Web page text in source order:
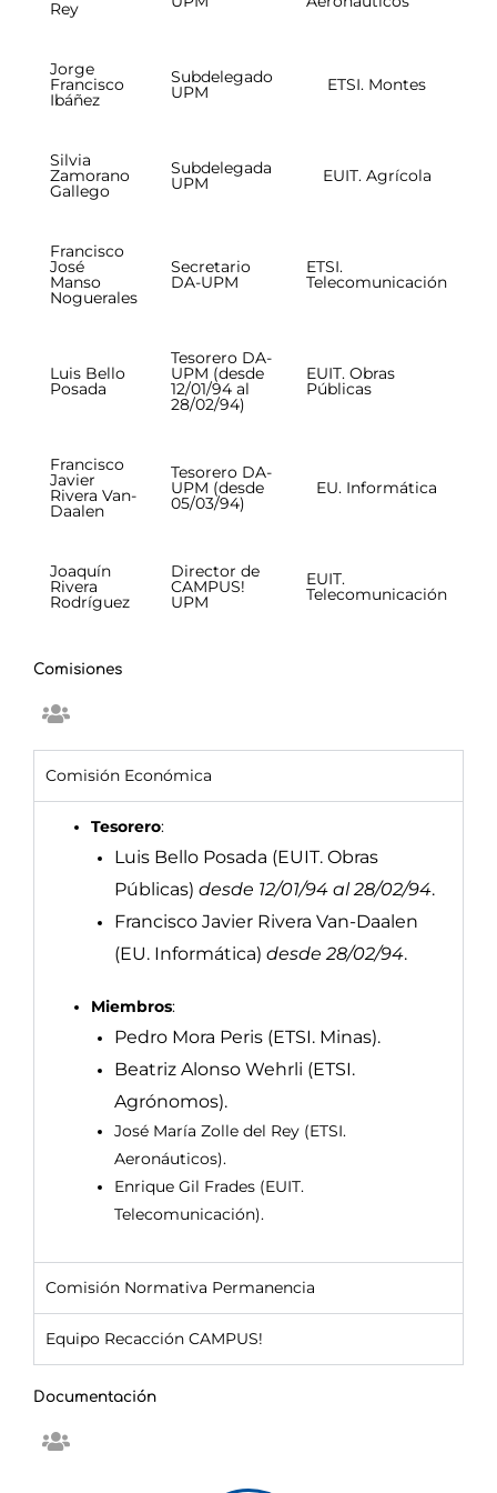
Rey
Jorge
Francisco
Ibáñez
Subdelegado
UPM ETSI. Montes
Silvia
Zamorano
Gallego
Subdelegada
UPM EUIT. Agrícola
Francisco
José
Manso
Noguerales
Secretario
DA-UPM
ETSI.
Telecomunicación
Luis Bello
Posada
Tesorero DA-
UPM (desde
12/01/94 al
28/02/94)
EUIT. Obras
Públicas
Francisco
Javier
Rivera Van-
Daalen
Tesorero DA-
UPM (desde
05/03/94)
EU. Informática
Joaquín
Rivera
Rodríguez
Director de
CAMPUS!
UPM
EUIT.
Telecomunicación
Comisiones
Comisión Económica
Tesorero:
Luis Bello Posada (EUIT. Obras
Públicas) desde 12/01/94 al 28/02/94.
Francisco Javier Rivera Van-Daalen
(EU. Informática) desde 28/02/94.
Miembros:
Pedro Mora Peris (ETSI. Minas).
Beatriz Alonso Wehrli (ETSI.
Agrónomos).
José María Zolle del Rey (ETSI.
Aeronáuticos).
Enrique Gil Frades (EUIT.
Telecomunicación).
Comisión Normativa Permanencia
Equipo Recacción CAMPUS!
Documentación